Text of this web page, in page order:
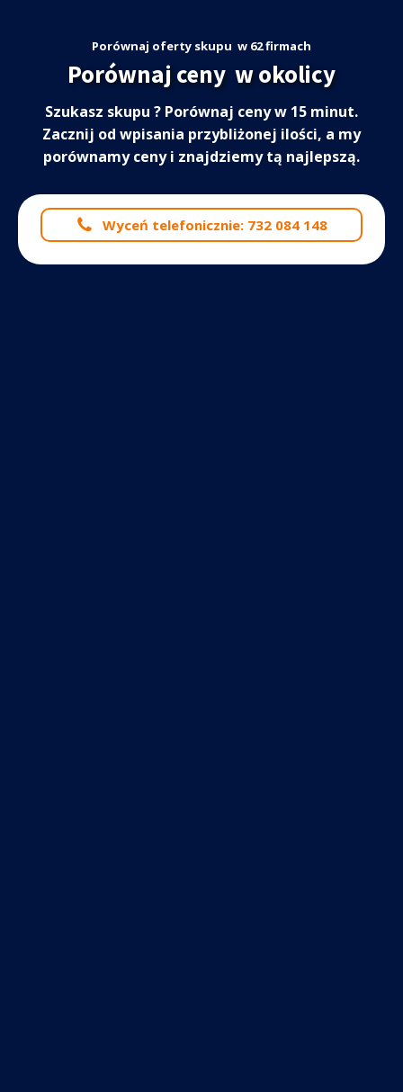
Porównaj oferty skupu w 62 firmach
Porównaj ceny w okolicy
Szukasz skupu ? Porównaj ceny w 15 minut.
Zacznij od wpisania przybliżonej ilości, a my
porównamy ceny i znajdziemy tą najlepszą.
Wyceń telefonicznie: 732 084 148